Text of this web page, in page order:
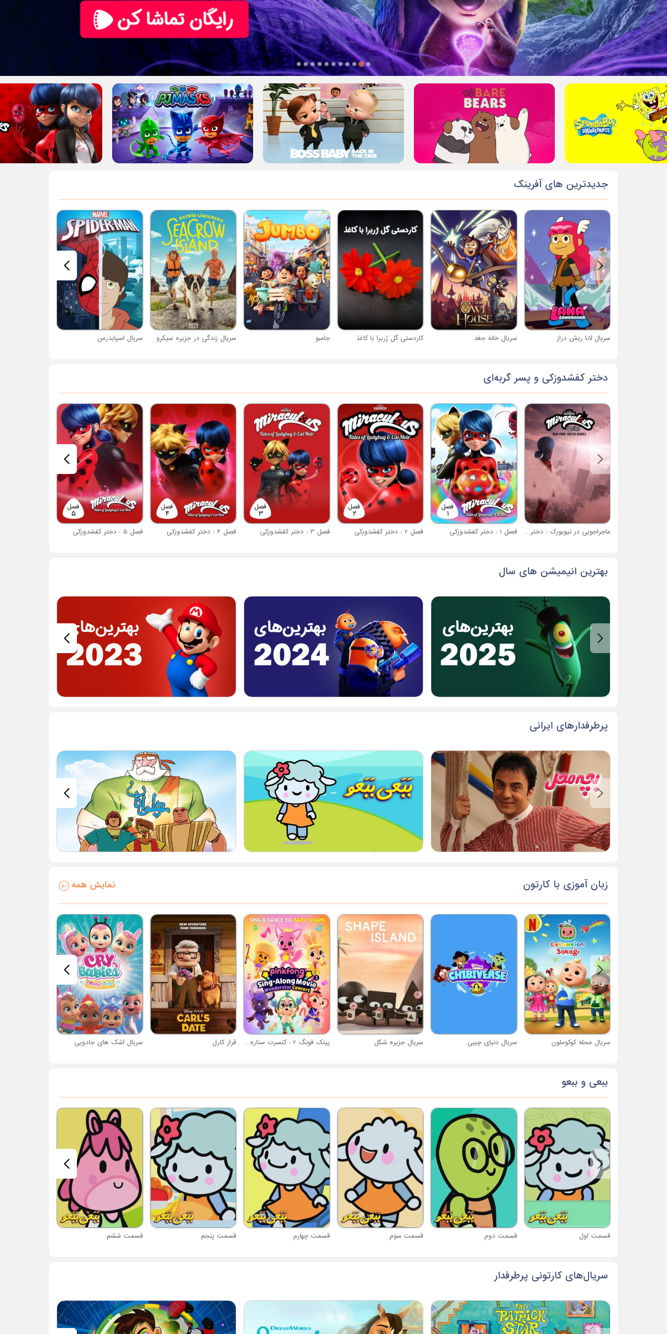
جدیدترین های آفرینک
سریال لانا ریش دراز سریال خانه جغد کاردستی گل ژربرا با کاغذ جامبو سریال زندگی در جزیره سیکرو سریال اسپایدرمن
دختر کفشدوزکی و پسر گربه‌ای
ماجراجویی در نیویورک : دختر کفشدوزکی و قهرمانان متحد فصل 1 : دختر کفشدوزکی فصل 2 : دختر کفشدوزکی فصل 3 : دختر کفشدوزکی فصل 4 : دختر کفشدوزکی فصل 5 : دختر کفشدوزکی
بهترین انیمیشن های سال
پرطرفدارهای ایرانی
زبان آموزی با کارتون نمایش همه
سریال محله کوکوملون سریال دنیای چیبی سریال جزیره شکل پینک فونگ 2 : کنسرت ستاره عجایب قرار کارل سریال اشک های جادویی
ببعی و ببعو
قسمت اول قسمت دوم قسمت سوم قسمت چهارم قسمت پنجم قسمت ششم
سریال‌های کارتونی پرطرفدار